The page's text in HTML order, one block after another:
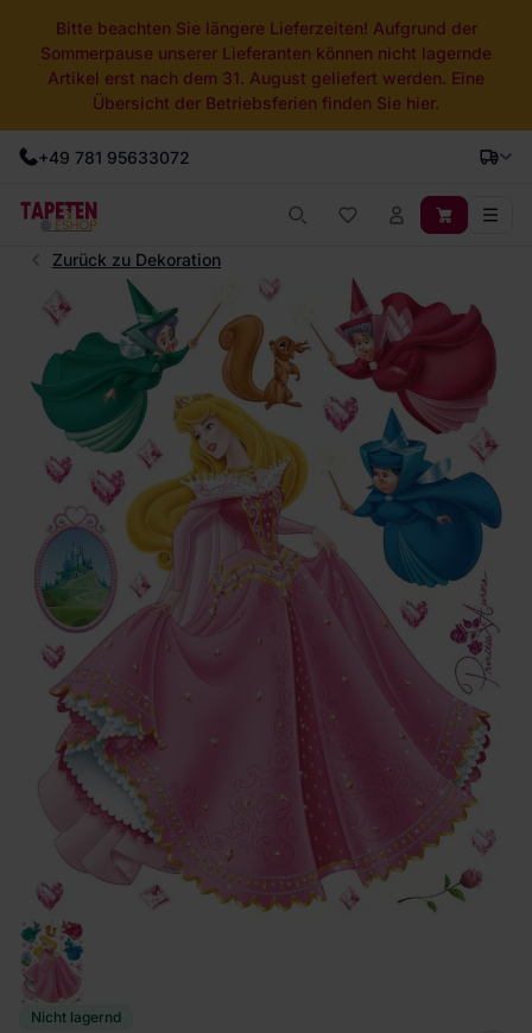
Bitte beachten Sie längere Lieferzeiten! Aufgrund der
Sommerpause unserer Lieferanten können nicht lagernde
Artikel erst nach dem 31. August geliefert werden. Eine
Übersicht der Betriebsferien finden Sie hier.
+49 781 95633072
Zurück zu Dekoration
Nicht lagernd